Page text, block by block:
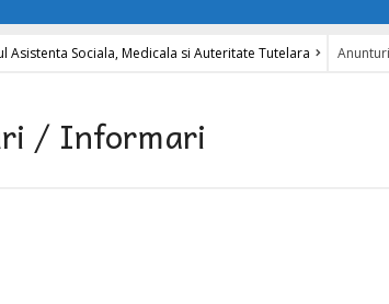
Asistenta Sociala, Medicala si Auteritate Tutelara
/ Informari